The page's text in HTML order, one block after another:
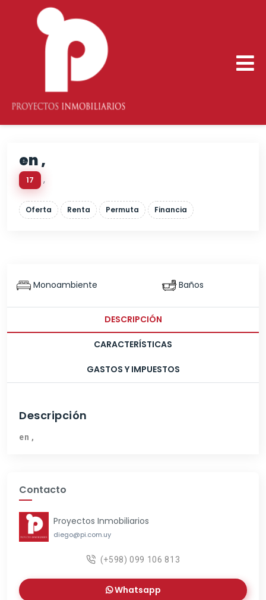
en ,
17 ,
Oferta Renta Permuta Financia
Monoambiente Baños
DESCRIPCIÓN
CARACTERÍSTICAS
GASTOS Y IMPUESTOS
Descripción
en ,
Contacto
Proyectos Inmobiliarios
diego@pi.com.uy
(+598) 099 106 813
Whatsapp